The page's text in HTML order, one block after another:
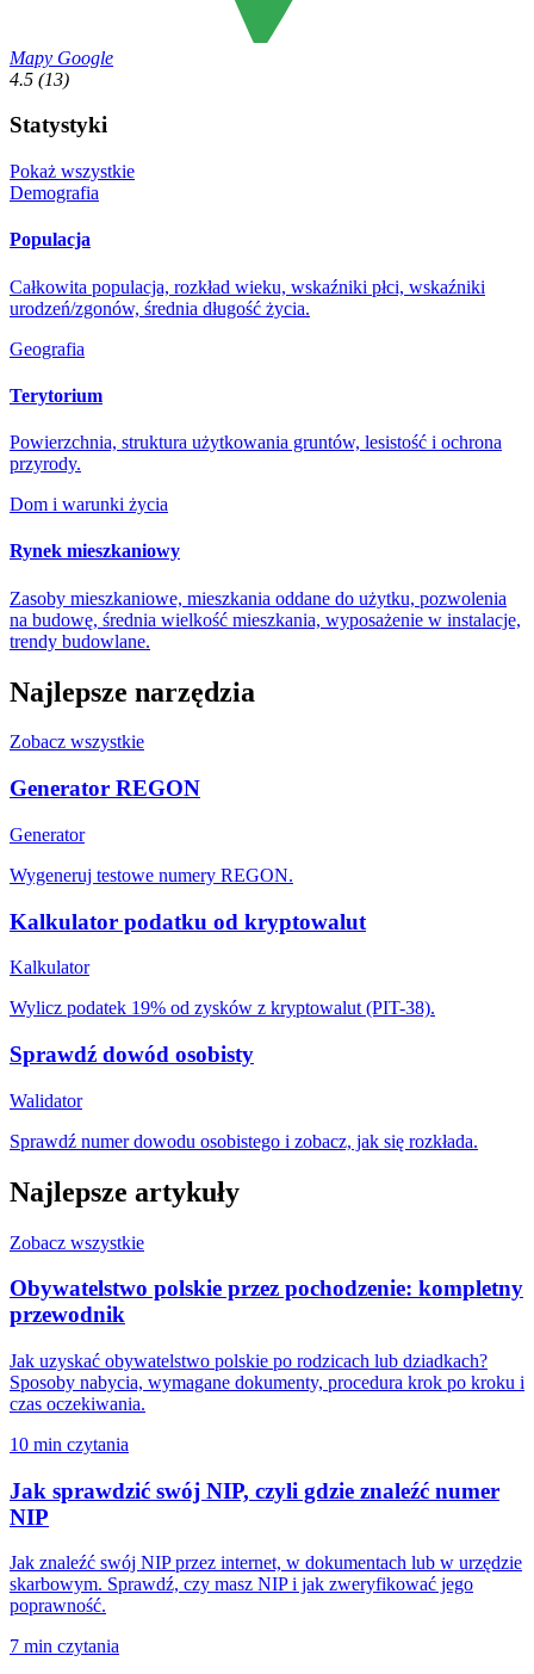
Mapy Google
4.5 (13)
Statystyki
Pokaż wszystkie
Demografia
Populacja
Całkowita populacja, rozkład wieku, wskaźniki płci, wskaźniki
urodzeń/zgonów, średnia długość życia.
Geografia
Terytorium
Powierzchnia, struktura użytkowania gruntów, lesistość i ochrona
przyrody.
Dom i warunki życia
Rynek mieszkaniowy
Zasoby mieszkaniowe, mieszkania oddane do użytku, pozwolenia
na budowę, średnia wielkość mieszkania, wyposażenie w instalacje,
trendy budowlane.
Najlepsze narzędzia
Zobacz wszystkie
Generator REGON
Generator
Wygeneruj testowe numery REGON.
Kalkulator podatku od kryptowalut
Kalkulator
Wylicz podatek 19% od zysków z kryptowalut (PIT-38).
Sprawdź dowód osobisty
Walidator
Sprawdź numer dowodu osobistego i zobacz, jak się rozkłada.
Najlepsze artykuły
Zobacz wszystkie
Obywatelstwo polskie przez pochodzenie: kompletny
przewodnik
Jak uzyskać obywatelstwo polskie po rodzicach lub dziadkach?
Sposoby nabycia, wymagane dokumenty, procedura krok po kroku i
czas oczekiwania.
10 min czytania
Jak sprawdzić swój NIP, czyli gdzie znaleźć numer
NIP
Jak znaleźć swój NIP przez internet, w dokumentach lub w urzędzie
skarbowym. Sprawdź, czy masz NIP i jak zweryfikować jego
poprawność.
7 min czytania